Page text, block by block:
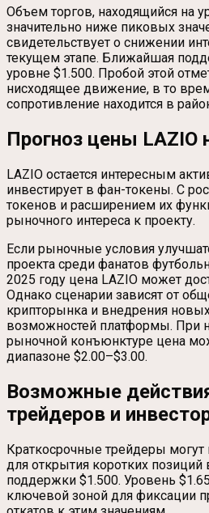
Объем торгов, находящийся на
значительно ниже пиковых
свидетельствует о снижении
текущем этапе. Ближайшая
уровне $1.500. Пробой этой
нисходящее движение, в то
сопротивление находится в
Прогноз цены LAZIO
LAZIO остается интересным
инвестирует в фан-токены. С
токенов и расширением их
рыночного интереса к проекту.
Если рыночные условия
проекта среди фанатов
2025 году цена LAZIO может
Однако сценарии зависят от
крипторынка и внедрения
возможностей платформы. При
рыночной конъюнктуре цена
диапазоне $2.00–$3.00.
Возможные
трейдеров и
Краткосрочные трейдеры
для открытия коротких позиций
поддержки $1.500. Уровень
ключевой зоной для фиксации